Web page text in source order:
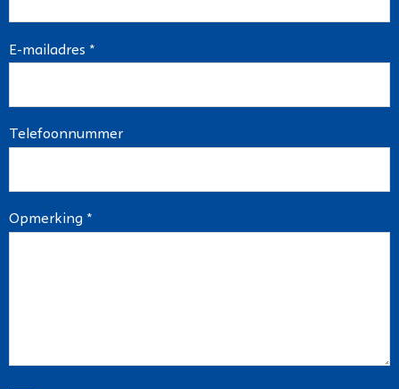
E-mailadres *
Telefoonnummer
Opmerking *